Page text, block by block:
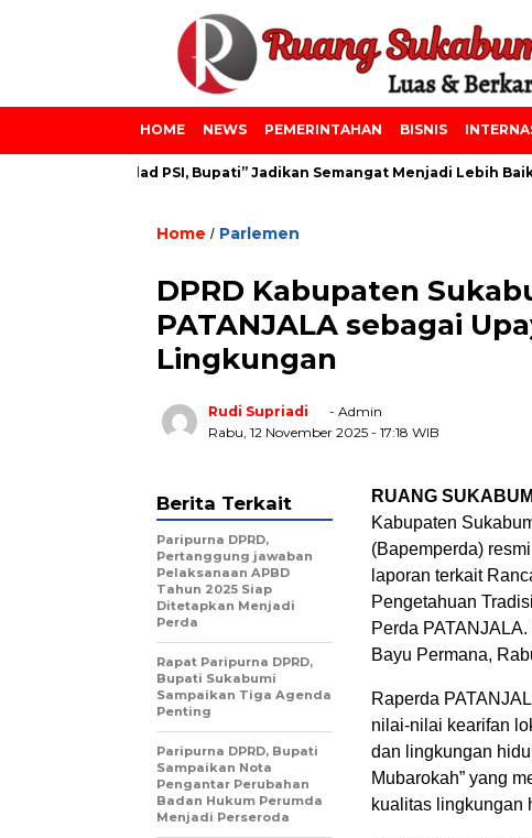
HOME NEWS PEMERINTAHAN BISNIS
dan Milad PSI, Bupati” Jadikan Semangat Menjadi Lebih Baik”
Home / Parlemen
DPRD Kabupaten
PATANJALA sebagai
Lingkungan
Rudi Supriadi
- Admin
Rabu, 12 November 2025 - 17:18 WIB
RUANG SUKABUMI
Kabupaten
(Bapemperda)
laporan terkait
Pengetahuan
Perda
Bayu Permana,
Raperda
nilai-nilai kearifan
dan lingkungan
Mubarokah” yang
kualitas lingkungan
Berita Terkait
Paripurna DPRD,
Pertanggung jawaban
Pelaksanaan APBD
Tahun 2025 Siap
Ditetapkan Menjadi
Perda
Rapat Paripurna DPRD,
Bupati Sukabumi
Sampaikan Tiga Agenda
Penting
Paripurna DPRD, Bupati
Sampaikan Nota
Pengantar Perubahan
Badan Hukum Perumda
Menjadi Perseroda